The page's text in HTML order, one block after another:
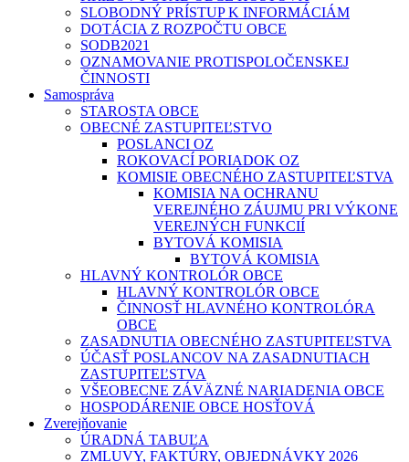
SLOBODNÝ PRÍSTUP K INFORMÁCIÁM
DOTÁCIA Z ROZPOČTU OBCE
SODB2021
OZNAMOVANIE PROTISPOLOČENSKEJ
ČINNOSTI
Samospráva
STAROSTA OBCE
OBECNÉ ZASTUPITEĽSTVO
POSLANCI OZ
ROKOVACÍ PORIADOK OZ
KOMISIE OBECNÉHO ZASTUPITEĽSTVA
KOMISIA NA OCHRANU
VEREJNÉHO ZÁUJMU PRI VÝKONE
VEREJNÝCH FUNKCIÍ
BYTOVÁ KOMISIA
BYTOVÁ KOMISIA
HLAVNÝ KONTROLÓR OBCE
HLAVNÝ KONTROLÓR OBCE
ČINNOSŤ HLAVNÉHO KONTROLÓRA
OBCE
ZASADNUTIA OBECNÉHO ZASTUPITEĽSTVA
ÚČASŤ POSLANCOV NA ZASADNUTIACH
ZASTUPITEĽSTVA
VŠEOBECNE ZÁVÄZNÉ NARIADENIA OBCE
HOSPODÁRENIE OBCE HOSŤOVÁ
Zverejňovanie
ÚRADNÁ TABUĽA
ZMLUVY, FAKTÚRY, OBJEDNÁVKY 2026